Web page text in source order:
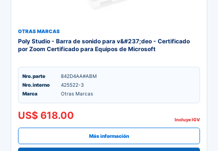
OTRAS MARCAS
Poly Studio - Barra de sonido para v&#237;deo - Certificado
por Zoom Certificado para Equipos de Microsoft
Nro. parte
842D4AA#ABM
Nro. interno
425522-3
Marca
Otras Marcas
US$ 618.00 Incluye IGV
Más información